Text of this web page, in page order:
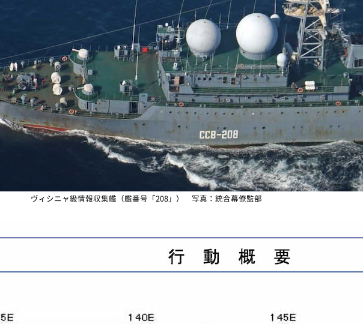
ヴィシニャ級情報収集艦（艦番号「208」） 写真：統合幕僚監部